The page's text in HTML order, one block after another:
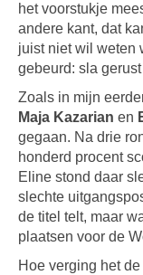
het voorstukje
andere kant, dat
juist niet wil weten
gebeurd: sla
Zoals in mijn
Maja Kazarian en
gegaan. Na drie
honderd procent
Eline stond daar
slechte
de titel telt, maar
plaatsen voor de
Hoe verging het